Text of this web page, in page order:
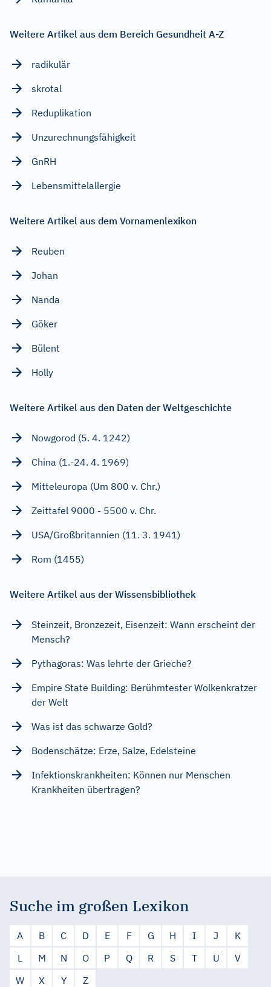
Weitere Artikel aus dem Bereich Gesundheit A-Z
radikulär
skrotal
Reduplikation
Unzurechnungsfähigkeit
GnRH
Lebensmittelallergie
Weitere Artikel aus dem Vornamenlexikon
Reuben
Johan
Nanda
Göker
Bülent
Holly
Weitere Artikel aus den Daten der Weltgeschichte
Nowgorod (5. 4. 1242)
China (1.-24. 4. 1969)
Mitteleuropa (Um 800 v. Chr.)
Zeittafel 9000 - 5500 v. Chr.
USA/Großbritannien (11. 3. 1941)
Rom (1455)
Weitere Artikel aus der Wissensbibliothek
Steinzeit, Bronzezeit, Eisenzeit: Wann erscheint der
Mensch?
Pythagoras: Was lehrte der Grieche?
Empire State Building: Berühmtester Wolkenkratzer
der Welt
Was ist das schwarze Gold?
Bodenschätze: Erze, Salze, Edelsteine
Infektionskrankheiten: Können nur Menschen
Krankheiten übertragen?
Suche im großen Lexikon
A B C D E F G H I J
K
L
M N O P Q R S T U
V
W
X Y Z